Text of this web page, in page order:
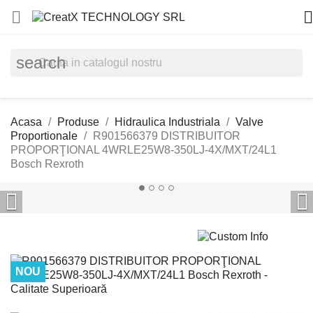
 
search
Acasa Produse Hidraulica Industriala
Valve
Proportionale
R901566379 DISTRIBUITOR
PROPORŢIONAL 4WRLE25W8-350LJ-4X/MXT/24L1
Bosch Rexroth
 
NOU